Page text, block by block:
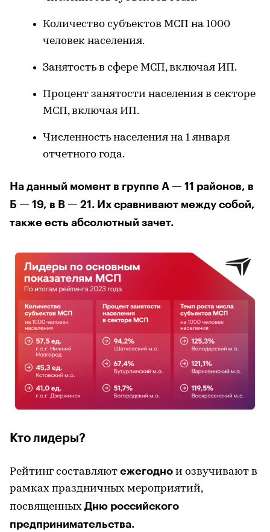
Количество субъектов МСП на 1000
человек населения.
Занятость в сфере МСП, включая ИП.
Процент занятости населения в секторе
МСП, включая ИП.
Численность населения на 1 января
отчетного года.
На данный момент в группе А — 11 районов, в
Б — 19, в В — 21. Их сравнивают между собой,
также есть абсолютный зачет.
Кто лидеры?
Рейтинг составляют ежегодно и озвучивают в
рамках праздничных мероприятий,
посвященных Дню российского
предпринимательства.